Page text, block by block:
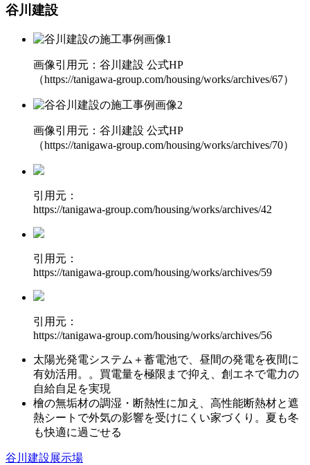
谷川建設
画像引用元：谷川建設 公式HP
（https://tanigawa-group.com/housing/works/archives/67）
画像引用元：谷川建設 公式HP
（https://tanigawa-group.com/housing/works/archives/70）
引用元：
https://tanigawa-group.com/housing/works/archives/42
引用元：
https://tanigawa-group.com/housing/works/archives/59
引用元：
https://tanigawa-group.com/housing/works/archives/56
太陽光発電システム＋蓄電池で、昼間の発電を夜間に
有効活用。
。買電量を極限まで抑え、創エネで電力の
自給自足を実現
檜の無垢材の調湿・断熱性に加え、 高性能断熱材と遮
熱シートで外気の影響を受けにくい家づくり。夏も冬
も快適に過ごせる
谷川建設展示場